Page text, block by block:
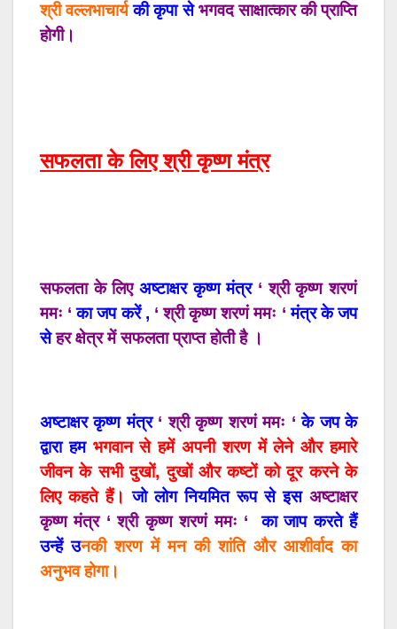
श्री वल्लभाचार्यकी कृपा सेभगवद साक्षात्कार की प्राप्ति
होगी।
सफलता के लिए श्री कृष्ण मंत्र
सफलता के लिएअष्टाक्षर कृष्ण मंत्र ‘ श्री कृष्ण शरणं
ममः ‘ का जप करें , ‘ श्री कृष्ण शरणं ममः ‘ मंत्र के जप
सेहर क्षेत्र में सफलता प्राप्त होती है ।
अष्टाक्षर कृष्ण मंत्र ‘ श्री कृष्ण शरणं ममः ‘ के जप के
द्वाराहम भगवान से हमें अपनी शरण में लेने और हमारे
जीवन के सभी दुखों, दुखों और कष्टों को दूर करने के
लिए कहते हैं।जो लोग नियमित रूप से इस अष्टाक्षर
कृष्ण मंत्र ‘ श्री कृष्ण शरणं ममः ‘ का जाप करते हैं
उन्हें उनकी शरण में मन की शांति और आशीर्वाद का
अनुभव होगा।